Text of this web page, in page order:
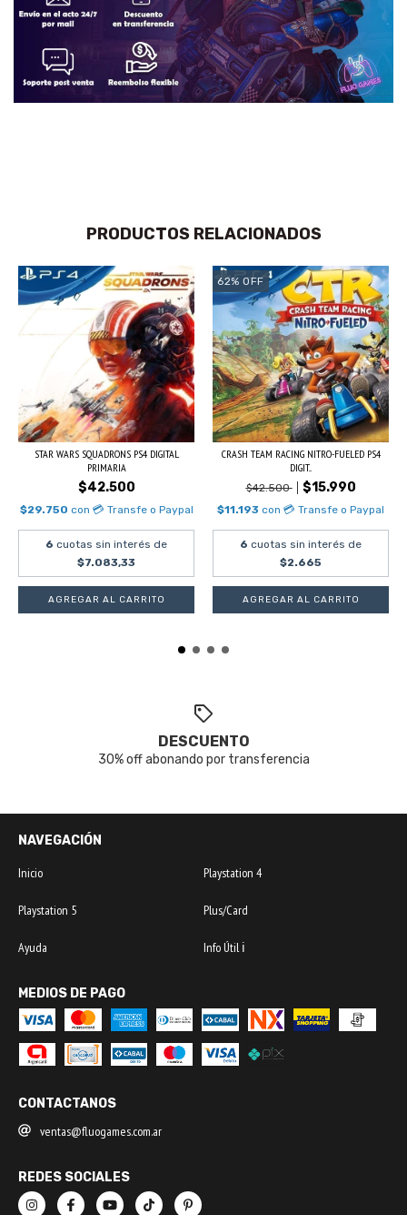
PRODUCTOS RELACIONADOS
STAR WARS SQUADRONS PS4 DIGITAL
PRIMARIA
$42.500
$29.750 con 💳 Transfe o Paypal
6 cuotas sin interés de
$7.083,33
62% OFF
CRASH TEAM RACING NITRO-FUELED PS4
DIGIT...
$42.500 $15.990
$11.193 con 💳 Transfe o Paypal
6 cuotas sin interés de
$2.665
DESCUENTO
30% off abonando por transferencia
NAVEGACIÓN
Inicio Playstation 4
Playstation 5 Plus/Card
Ayuda Info Útil ℹ️
MEDIOS DE PAGO
CONTACTANOS
ventas@fluogames.com.ar
REDES SOCIALES